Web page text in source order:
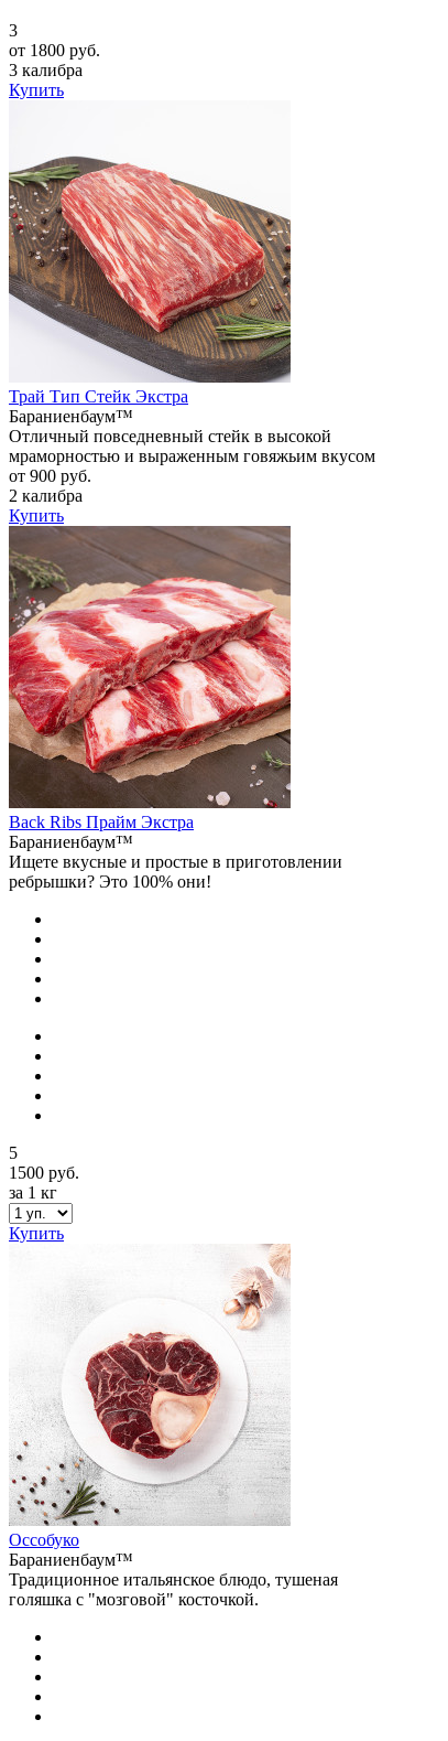
3
от 1800 руб.
3 калибра
Купить
Трай Тип Стейк Экстра
Бараниенбаум™
Отличный повседневный стейк в высокой
мраморностью и выраженным говяжьим вкусом
от 900 руб.
2 калибра
Купить
Back Ribs Прайм Экстра
Бараниенбаум™
Ищете вкусные и простые в приготовлении
ребрышки? Это 100% они!
5
1500 руб.
за 1 кг
Купить
Оссобуко
Бараниенбаум™
Традиционное итальянское блюдо, тушеная
голяшка с "мозговой" косточкой.